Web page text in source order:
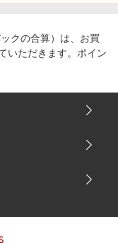
クの合算）は、お買
いただきます。ポイン